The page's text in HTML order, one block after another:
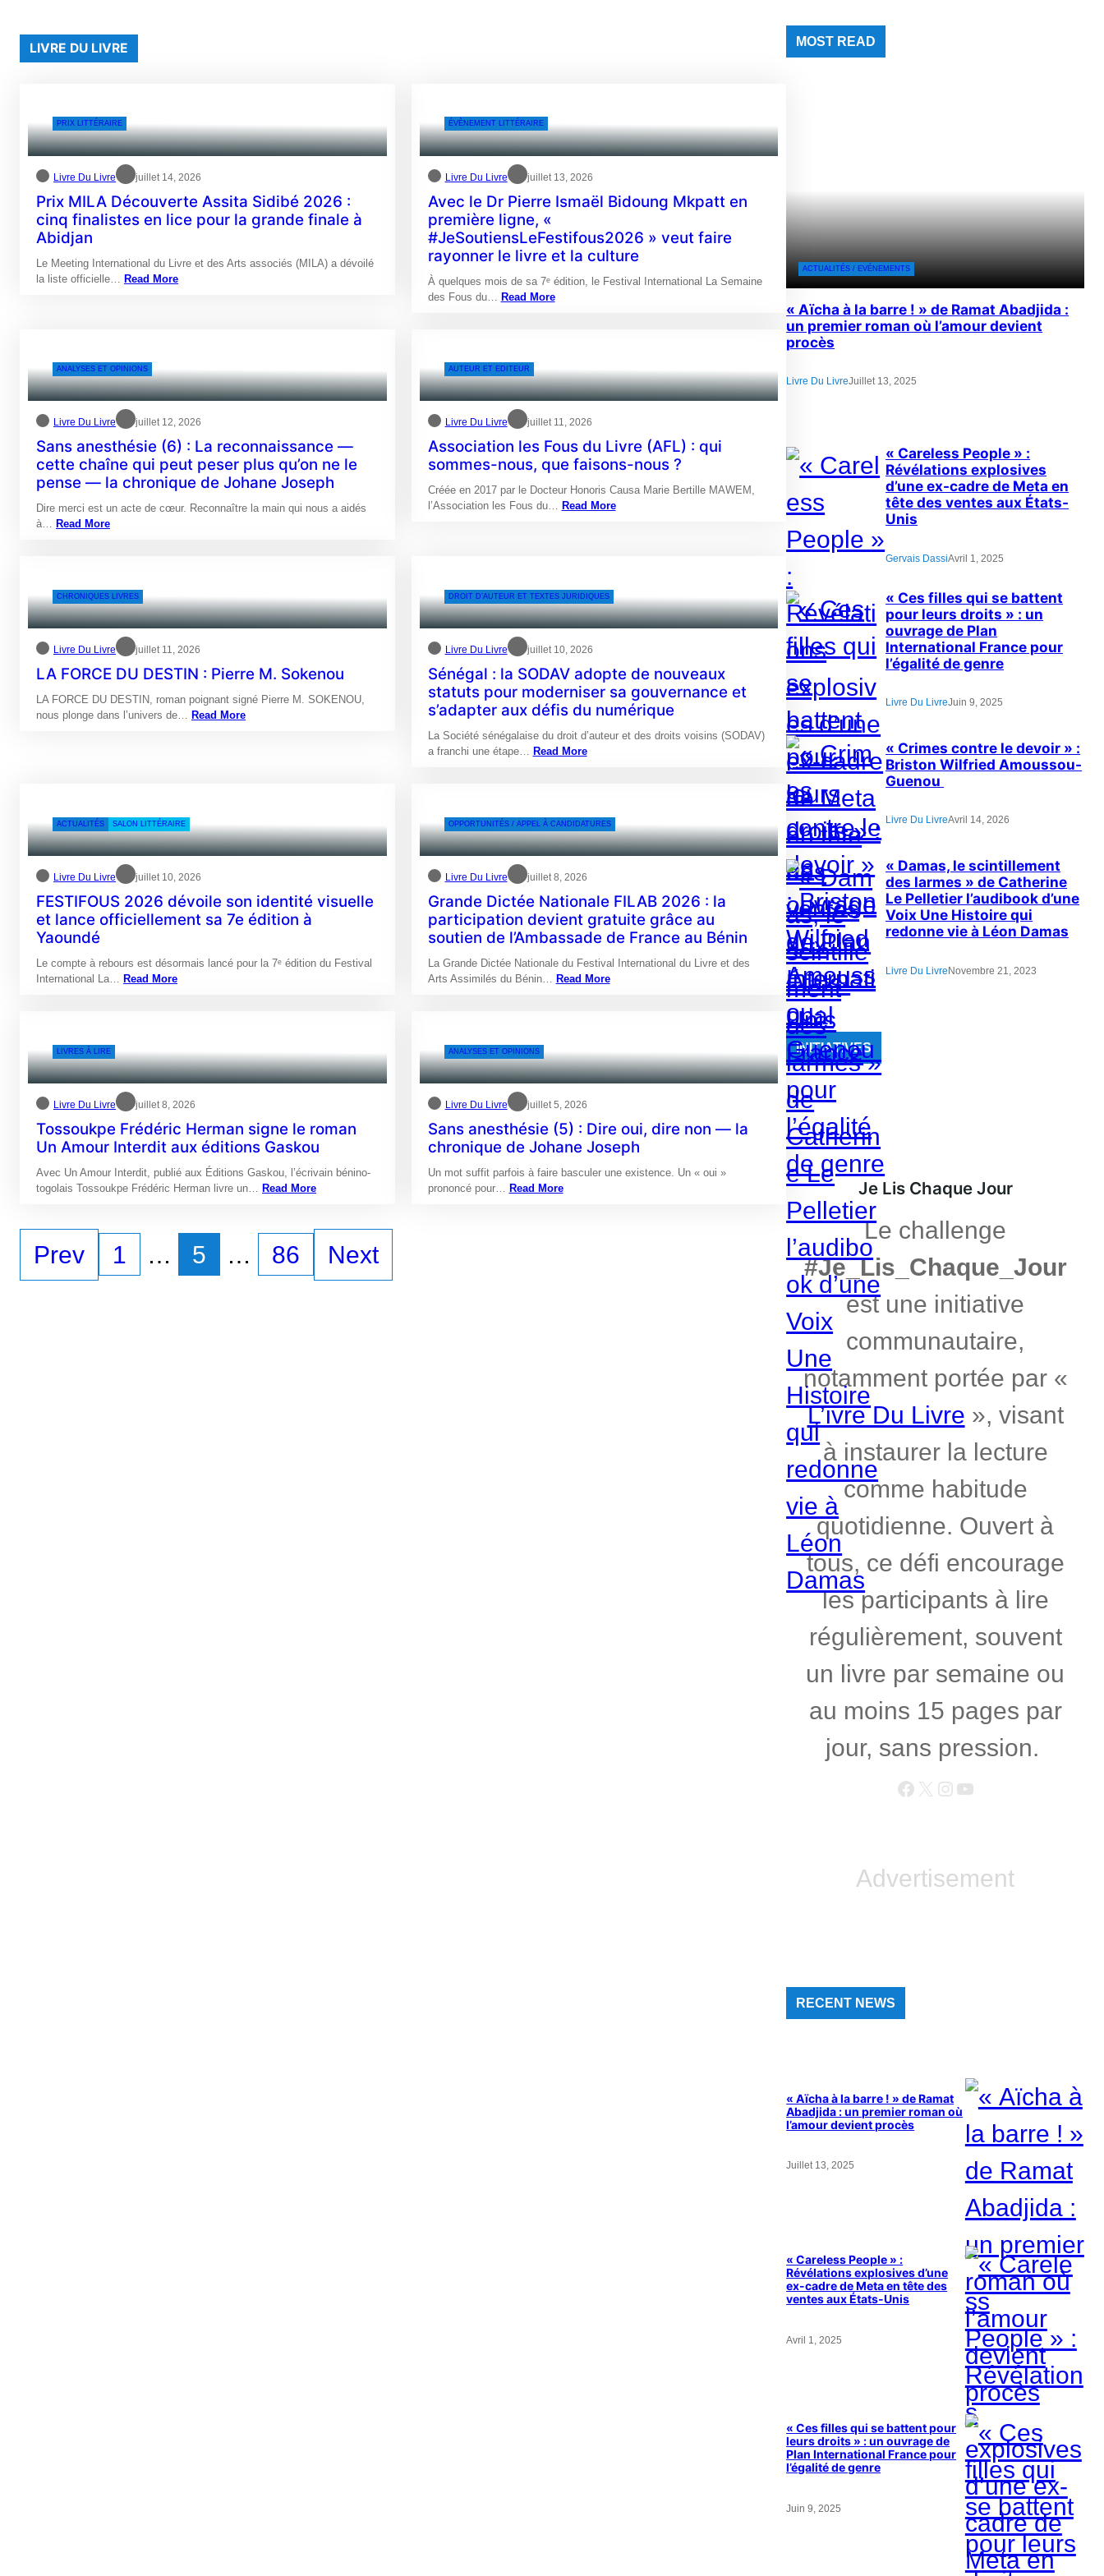
LIVRE DU LIVRE
PRIX LITTÉRAIRE
Livre Du Livre juillet 14, 2026
Prix MILA Découverte Assita Sidibé 2026 :
cinq finalistes en lice pour la grande finale à
Abidjan
Le Meeting International du Livre et des Arts associés (MILA) a dévoilé
la liste officielle… Read More
ÉVÈNEMENT LITTÉRAIRE
Livre Du Livre juillet 13, 2026
Avec le Dr Pierre Ismaël Bidoung Mkpatt en
première ligne, «
#JeSoutiensLeFestifous2026 » veut faire
rayonner le livre et la culture
À quelques mois de sa 7ᵉ édition, le Festival International La Semaine
des Fous du… Read More
ANALYSES ET OPINIONS
Livre Du Livre juillet 12, 2026
Sans anesthésie (6) : La reconnaissance —
cette chaîne qui peut peser plus qu’on ne le
pense — la chronique de Johane Joseph
Dire merci est un acte de cœur. Reconnaître la main qui nous a aidés
à… Read More
AUTEUR ET EDITEUR
Livre Du Livre juillet 11, 2026
Association les Fous du Livre (AFL) : qui
sommes-nous, que faisons-nous ?
Créée en 2017 par le Docteur Honoris Causa Marie Bertille MAWEM,
l’Association les Fous du… Read More
CHRONIQUES LIVRES
Livre Du Livre juillet 11, 2026
LA FORCE DU DESTIN : Pierre M. Sokenou
LA FORCE DU DESTIN, roman poignant signé Pierre M. SOKENOU,
nous plonge dans l’univers de… Read More
DROIT D’AUTEUR ET TEXTES JURIDIQUES
Livre Du Livre juillet 10, 2026
Sénégal : la SODAV adopte de nouveaux
statuts pour moderniser sa gouvernance et
s’adapter aux défis du numérique
La Société sénégalaise du droit d’auteur et des droits voisins (SODAV)
a franchi une étape… Read More
ACTUALITÉS SALON LITTÉRAIRE
Livre Du Livre juillet 10, 2026
FESTIFOUS 2026 dévoile son identité visuelle
et lance officiellement sa 7e édition à
Yaoundé
Le compte à rebours est désormais lancé pour la 7ᵉ édition du Festival
International La… Read More
OPPORTUNITÉS / APPEL À CANDIDATURES
Livre Du Livre juillet 8, 2026
Grande Dictée Nationale FILAB 2026 : la
participation devient gratuite grâce au
soutien de l’Ambassade de France au Bénin
La Grande Dictée Nationale du Festival International du Livre et des
Arts Assimilés du Bénin… Read More
LIVRES À LIRE
Livre Du Livre juillet 8, 2026
Tossoukpe Frédéric Herman signe le roman
Un Amour Interdit aux éditions Gaskou
Avec Un Amour Interdit, publié aux Éditions Gaskou, l’écrivain bénino-
togolais Tossoukpe Frédéric Herman livre un… Read More
ANALYSES ET OPINIONS
Livre Du Livre juillet 5, 2026
Sans anesthésie (5) : Dire oui, dire non — la
chronique de Johane Joseph
Un mot suffit parfois à faire basculer une existence. Un « oui »
prononcé pour… Read More
Prev 1 … 5 … 86 Next
MOST READ
ACTUALITÉS / EVÉNEMENTS
« Aïcha à la barre ! » de Ramat Abadjida :
un premier roman où l’amour devient
procès
Livre Du LivreJuillet 13, 2025
« Careless People » :
Révélations explosives
d’une ex-cadre de Meta en
tête des ventes aux États-
Unis
Gervais DassiAvril 1, 2025
« Ces filles qui se battent
pour leurs droits » : un
ouvrage de Plan
International France pour
l’égalité de genre
Livre Du LivreJuin 9, 2025
« Crimes contre le devoir » :
Briston Wilfried Amoussou-
Guenou
Livre Du LivreAvril 14, 2026
« Damas, le scintillement
des larmes » de Catherine
Le Pelletier l’audibook d’une
Voix Une Histoire qui
redonne vie à Léon Damas
Livre Du LivreNovembre 21, 2023
INITIATIVES
Je Lis Chaque Jour
Le challenge
#Je_Lis_Chaque_Jour
est une initiative
communautaire,
notamment portée par «
L’ivre Du Livre », visant
à instaurer la lecture
comme habitude
quotidienne. Ouvert à
tous, ce défi encourage
les participants à lire
régulièrement, souvent
un livre par semaine ou
au moins 15 pages par
jour, sans pression.
Facebook X Instagram YouTube
Advertisement
RECENT NEWS
« Aïcha à la barre ! » de Ramat
Abadjida : un premier roman où
l’amour devient procès
Juillet 13, 2025
« Careless People » :
Révélations explosives d’une
ex-cadre de Meta en tête des
ventes aux États-Unis
Avril 1, 2025
« Ces filles qui se battent pour
leurs droits » : un ouvrage de
Plan International France pour
l’égalité de genre
Juin 9, 2025